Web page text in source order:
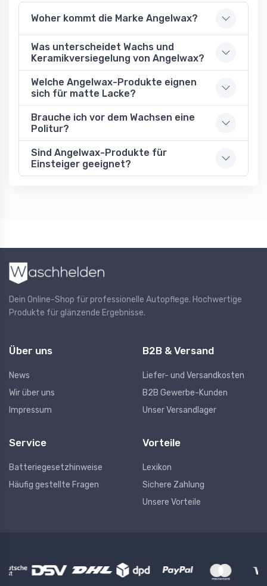
Woher kommt die Marke Angelwax?
Was unterscheidet Wachs und
Keramikversiegelung von Angelwax?
Welche Angelwax-Produkte eignen
sich für matte Lacke?
Brauche ich vor dem Wachsen eine
Politur?
Sind Angelwax-Produkte für
Einsteiger geeignet?
Dein Online-Shop für professionelle Autopflege. Hochwertige
Produkte für glänzende Ergebnisse.
Über uns
News
Wir über uns
Impressum
B2B & Versand
Liefer- und Versandkosten
B2B Gewerbe-Kunden
Unser Versandlager
Service
Batteriegesetzhinweise
Häufig gestellte Fragen
Vorteile
Lexikon
Sichere Zahlung
Unsere Vorteile